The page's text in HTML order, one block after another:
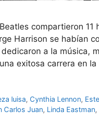
Beatles compartieron
Harrison se habían
a la música,
exitosa carrera en
luisa, Cynthia Lennon,
Carlos Juan, Linda Eastman,